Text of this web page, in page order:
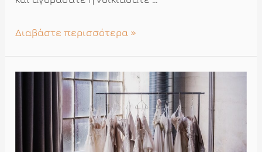
Τι
νυφικού;
Διαβάστε περισσότερα »